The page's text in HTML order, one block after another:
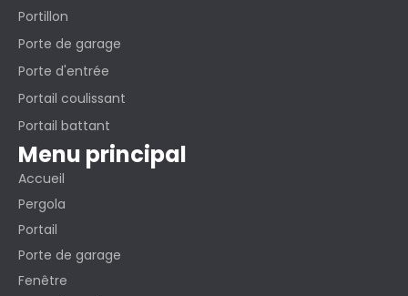
Portillon
Porte de garage
Porte d'entrée
Portail coulissant
Portail battant
Menu principal
Accueil
Pergola
Portail
Porte de garage
Fenêtre